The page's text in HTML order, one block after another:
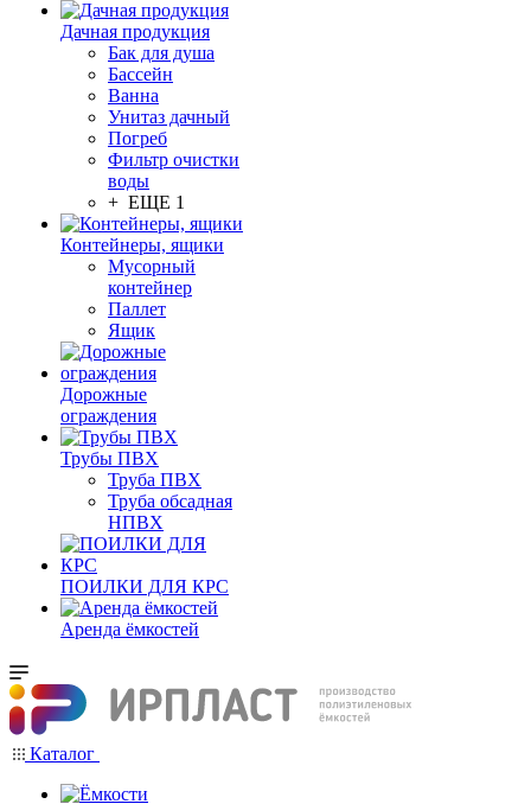
Дачная продукция
Бак для душа
Бассейн
Ванна
Унитаз дачный
Погреб
Фильтр очистки
воды
+ ЕЩЕ 1
Контейнеры, ящики
Мусорный
контейнер
Паллет
Ящик
Дорожные
ограждения
Трубы ПВХ
Труба ПВХ
Труба обсадная
НПВХ
ПОИЛКИ ДЛЯ КРС
Аренда ёмкостей
Каталог